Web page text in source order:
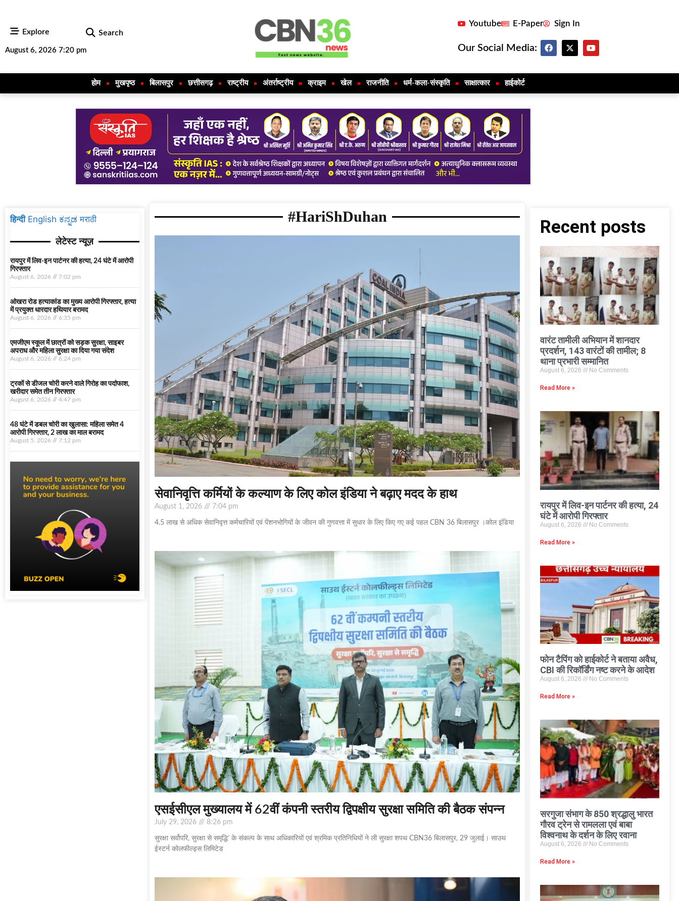
Explore Search
August 6, 2026 7:20 pm
Youtube E-Paper Sign In
Our Social Media:
होम मुखपृष्ठ बिलासपुर छत्तीसगढ़ राष्ट्रीय अंतर्राष्ट्रीय क्राइम खेल राजनीति धर्म-कला-संस्कृति साक्षात्कार हाईकोर्ट
हिन्दी English ಕನ್ನಡ मराठी
लेटेस्ट न्यूज़
रायपुर में लिव-इन पार्टनर की हत्या, 24 घंटे में आरोपी
गिरफ्तार
August 6, 2026 7:02 pm
ओखरा रोड हत्याकांड का मुख्य आरोपी गिरफ्तार, हत्या
में प्रयुक्त धारदार हथियार बरामद
August 6, 2026 6:35 pm
एमजीएम स्कूल में छात्रों को सड़क सुरक्षा, साइबर
अपराध और महिला सुरक्षा का दिया गया संदेश
August 6, 2026 6:24 pm
ट्रकों से डीजल चोरी करने वाले गिरोह का पर्दाफाश,
खरीदार समेत तीन गिरफ्तार
August 6, 2026 4:47 pm
48 घंटे में डबल चोरी का खुलासा: महिला समेत 4
आरोपी गिरफ्तार, 2 लाख का माल बरामद
August 5, 2026 7:12 pm
#HariShDuhan
सेवानिवृत्ति कर्मियों के कल्याण के लिए कोल इंडिया ने बढ़ाए मदद के हाथ
August 1, 2026 7:04 pm
4.5 लाख से अधिक सेवानिवृत्त कर्मचारियों एवं पेंशनभोगियों के जीवन की गुणवत्ता में सुधार के लिए किए गए कई पहल CBN 36 बिलासपुर ।कोल इंडिया
एसईसीएल मुख्यालय में 62वीं कंपनी स्तरीय द्विपक्षीय सुरक्षा समिति की बैठक संपन्न
July 29, 2026 8:26 pm
सुरक्षा सर्वोपरि, सुरक्षा से समृद्धि’ के संकल्प के साथ अधिकारियों एवं श्रमिक प्रतिनिधियों ने ली सुरक्षा शपथ CBN36 बिलासपुर, 29 जुलाई। साउथ
ईस्टर्न कोलफील्ड्स लिमिटेड
Recent posts
वारंट तामीली अभियान में शानदार
प्रदर्शन, 143 वारंटों की तामील; 8
थाना प्रभारी सम्मानित
August 6, 2026 No Comments
Read More »
रायपुर में लिव-इन पार्टनर की हत्या, 24
घंटे में आरोपी गिरफ्तार
August 6, 2026 No Comments
Read More »
फोन टैपिंग को हाईकोर्ट ने बताया अवैध,
CBI की रिकॉर्डिंग नष्ट करने के आदेश
August 6, 2026 No Comments
Read More »
सरगुजा संभाग के 850 श्रद्धालु भारत
गौरव ट्रेन से रामलला एवं बाबा
विश्वनाथ के दर्शन के लिए रवाना
August 6, 2026 No Comments
Read More »